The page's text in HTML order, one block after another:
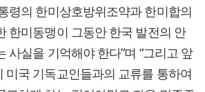
령의 한미상호방위조약과 한미합의
한미동맹이 그동안 한국 발전의 안
사실을 기억해야 한다”며 “그리고 앞
미국 기독교인들과의 교류를 통하여